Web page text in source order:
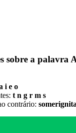
sobre a palavra
i e o
t n g r m s
contrário: somerignita